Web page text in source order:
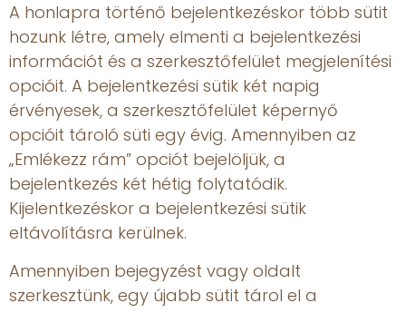
A honlapra történő bejelentkezéskor több sütit
hozunk létre, amely elmenti a bejelentkezési
információt és a szerkesztőfelület megjelenítési
opcióit. A bejelentkezési sütik két napig
érvényesek, a szerkesztőfelület képernyő
opcióit tároló süti egy évig. Amennyiben az
„Emlékezz rám” opciót bejelöljük, a
bejelentkezés két hétig folytatódik.
Kijelentkezéskor a bejelentkezési sütik
eltávolításra kerülnek.
Amennyiben bejegyzést vagy oldalt
szerkesztünk, egy újabb sütit tárol el a